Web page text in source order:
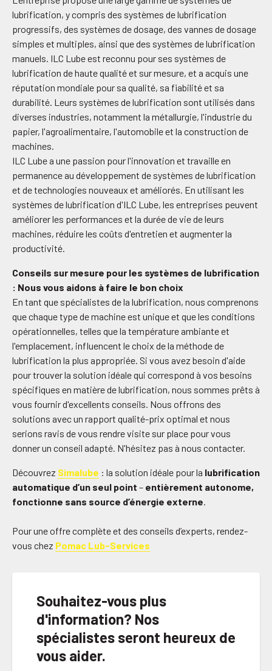
lubrification, y compris des systèmes de lubrification
progressifs, des systèmes de dosage, des vannes de dosage
simples et multiples, ainsi que des systèmes de lubrification
manuels. ILC Lube est reconnu pour ses systèmes de
lubrification de haute qualité et sur mesure, et a acquis une
réputation mondiale pour sa qualité, sa fiabilité et sa
durabilité. Leurs systèmes de lubrification sont utilisés dans
diverses industries, notamment la métallurgie, l'industrie du
papier, l'agroalimentaire, l'automobile et la construction de
machines.
ILC Lube a une passion pour l'innovation et travaille en
permanence au développement de systèmes de lubrification
et de technologies nouveaux et améliorés. En utilisant les
systèmes de lubrification d'ILC Lube, les entreprises peuvent
améliorer les performances et la durée de vie de leurs
machines, réduire les coûts d'entretien et augmenter la
productivité.
Conseils sur mesure pour les systèmes de lubrification
: Nous vous aidons à faire le bon choix
En tant que spécialistes de la lubrification, nous comprenons
que chaque type de machine est unique et que les conditions
opérationnelles, telles que la température ambiante et
l'emplacement, influencent le choix de la méthode de
lubrification la plus appropriée. Si vous avez besoin d'aide
pour trouver la solution idéale qui correspond à vos besoins
spécifiques en matière de lubrification, nous sommes prêts à
vous fournir d'excellents conseils. Nous offrons des
solutions avec un rapport qualité-prix optimal et nous
serions ravis de vous rendre visite sur place pour vous
donner un conseil adapté. N'hésitez pas à nous contacter.
Découvrez Simalube : la solution idéale pour la lubrification
automatique d’un seul point – entièrement autonome,
fonctionne sans source d’énergie externe.
Pour une offre complète et des conseils d’experts, rendez-
vous chez Pomac Lub-Services
Souhaitez-vous plus
d'information? Nos
spécialistes seront heureux de
vous aider.